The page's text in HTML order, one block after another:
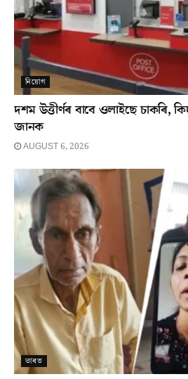
নিয়োগ
দশম উত্তীৰ্ণৰ বাবে ওলাইছে চাকৰি,
জানক
AUGUST 6, 2026
ভাৰত